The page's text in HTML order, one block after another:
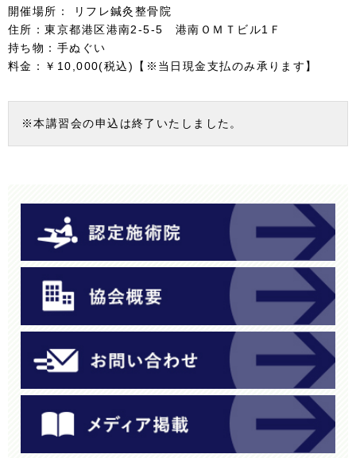
開催場所： リフレ鍼灸整骨院
住所：東京都港区港南2-5-5 港南ＯＭＴビル1Ｆ
持ち物：手ぬぐい
料金：￥10,000(税込)【※当日現金支払のみ承ります】
※本講習会の申込は終了いたしました。